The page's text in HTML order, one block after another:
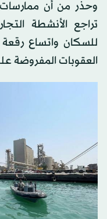
وحذَّر من أن
تراجع الأنشطة
للسكان واتساع
العقوبات المفروضة